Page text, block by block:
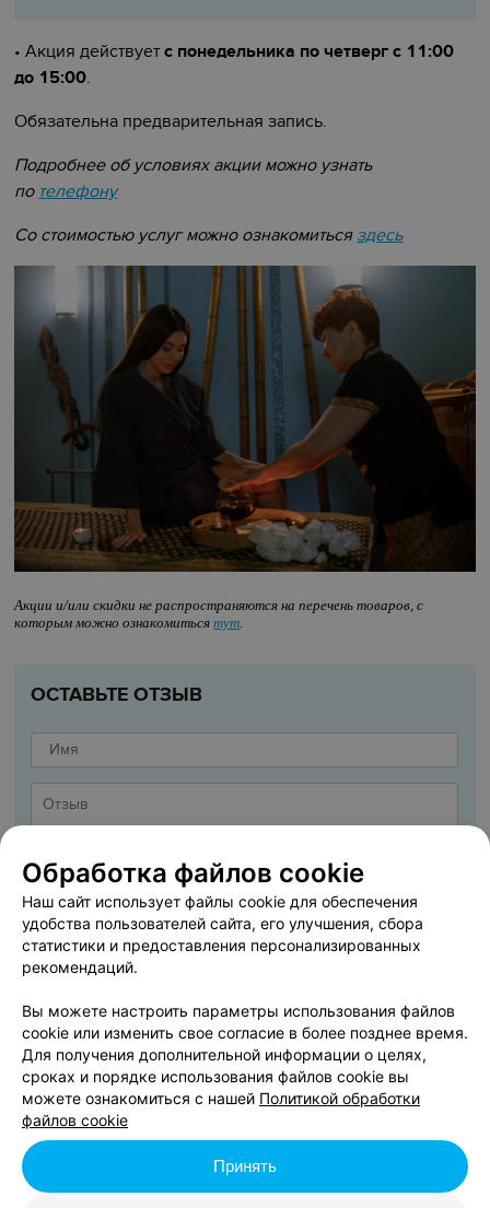
•Акция действуетс понедельника по четверг с 11:00
до 15:00.
Обязательна предварительная запись.
Подробнее об условиях акции можно узнать
по телефону
Со стоимостью услуг можно ознакомиться здесь
Акции и/или скидки не распространяются на перечень товаров, с
которым можно ознакомитьсятут
ОСТАВЬТЕ ОТЗЫВ
Я даюСогласие на обработку персональных данных
Нажимая кнопку «Добавить отзыв», вы принимаете
Обработка файлов cookie
Наш сайт использует файлы cookie для обеспечения
удобства пользователей сайта, его улучшения, сбора
статистики и предоставления персонализированных
рекомендаций.
Вы можете настроить параметры использования файлов
cookie или изменить свое согласие в более позднее время.
Для получения дополнительной информации о целях,
сроках и порядке использования файлов cookie вы
можете ознакомиться с нашей Политикой обработки
файлов cookie
Принять